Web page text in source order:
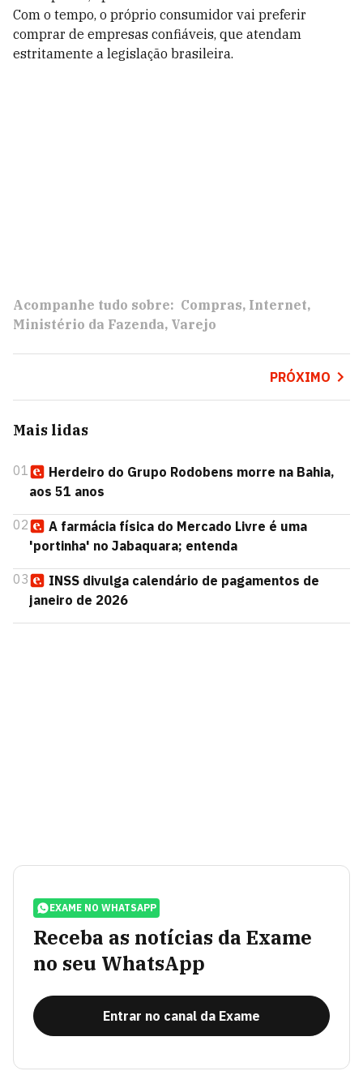
Com o tempo, o próprio consumidor vai preferir
comprar de empresas confiáveis, que atendam
estritamente a legislação brasileira.
Acompanhe tudo sobre: Compras Internet
Ministério da Fazenda Varejo
PRÓXIMO
Mais lidas
01
Herdeiro do Grupo Rodobens morre na Bahia,
aos 51 anos
02
A farmácia física do Mercado Livre é uma
'portinha' no Jabaquara; entenda
03
INSS divulga calendário de pagamentos de
janeiro de 2026
EXAME NO WHATSAPP
Receba as notícias da Exame
no seu WhatsApp
Entrar no canal da Exame